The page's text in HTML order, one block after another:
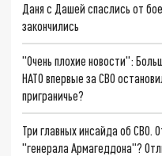
Даня с Дашей спаслись от
закончились
"Очень плохие новости":
НАТО впервые за СВО
приграничье?
Три главных инсайда об СВО.
"генерала Армагеддона"?